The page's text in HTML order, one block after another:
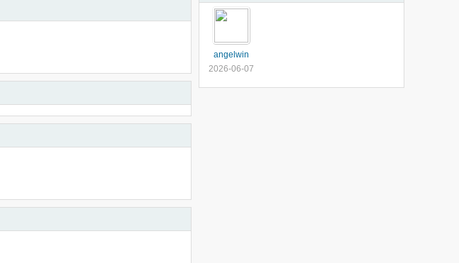
angelwin
2026-06-07